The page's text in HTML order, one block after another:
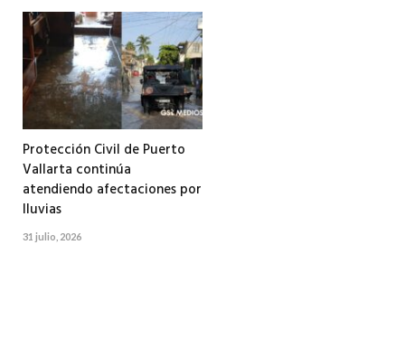
Protección Civil de Puerto
Vallarta continúa
atendiendo afectaciones por
lluvias
31 julio, 2026